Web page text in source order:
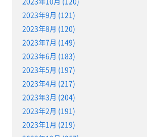
2023年9月 (121)
2023年8月 (120)
2023年7月 (149)
2023年6月 (183)
2023年5月 (197)
2023年4月 (217)
2023年3月 (204)
2023年2月 (191)
2023年1月 (219)